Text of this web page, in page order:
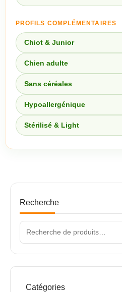
PROFILS COMPLÉMENTAIRES
Chiot & Junior
Chien adulte
Sans céréales
Hypoallergénique
Stérilisé & Light
Recherche
Catégories